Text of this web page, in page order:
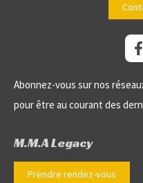
Abonnez-vous sur nos
pour être au courant des
M.M.A Legacy
Prendre rendez-vous